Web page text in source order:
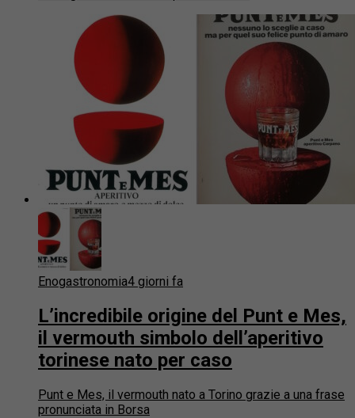
Enogastronomia4 giorni fa
L’incredibile origine del Punt e Mes,
il vermouth simbolo dell’aperitivo
torinese nato per caso
Punt e Mes, il vermouth nato a Torino grazie a una frase
pronunciata in Borsa